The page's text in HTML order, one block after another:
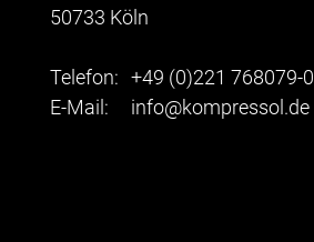
50733 Köln
Telefon: +49 (0)221 768079-0
E-Mail:
info@kompressol.de